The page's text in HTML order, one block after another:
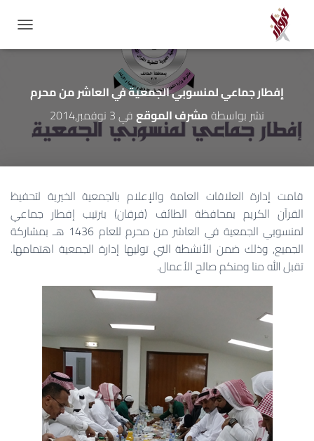
إفطار جماعي لمنسوبي الجمعية في العاشر من محرم
نشر بواسطةمشرف الموقعفي3 نوفمبر,2014
قامت إدارة العلاقات العامة والإعلام بالجمعية الخيرية لتحفيظ
القرآن الكريم بمحافظة الطائف (فرقان) بترتيب إفطار جماعي
لمنسوبي الجمعية في العاشر من محرم للعام 1436 هـ بمشاركة
الجميع, وذلك ضمن الأنشطة التي توليها إدارة الجمعية اهتمامها.
تقبل الله منا ومنكم صالح الأعمال.